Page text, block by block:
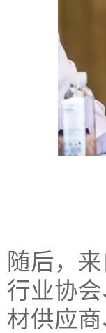
随后，
行业协
材供应